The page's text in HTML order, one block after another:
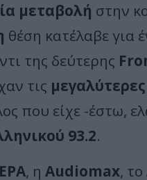
μεταβολή στην
θέση κατέλαβε για
της δεύτερης
τις
που είχε -έστω,
93.2.
ΕΡΑ, η Audiomax, το